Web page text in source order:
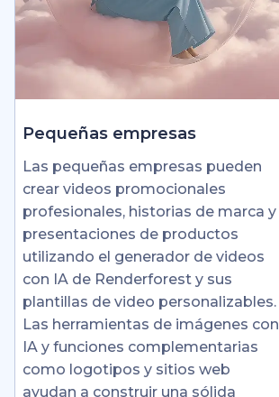
Pequeñas empresas
Las pequeñas empresas pueden
crear videos promocionales
profesionales, historias de marca y
presentaciones de productos
utilizando el generador de videos
con IA de Renderforest y sus
plantillas de video personalizables.
Las herramientas de imágenes con
IA y funciones complementarias
como logotipos y sitios web
ayudan a construir una sólida